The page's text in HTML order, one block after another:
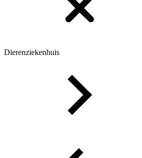
Dierenziekenhuis